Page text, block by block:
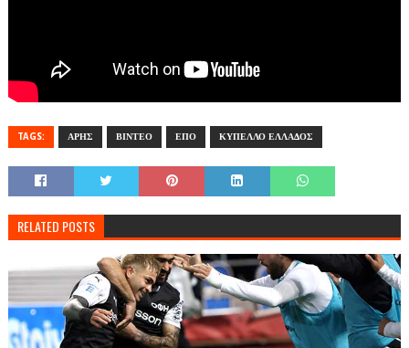
TAGS: ΑΡΗΣ ΒΙΝΤΕΟ ΕΠΟ ΚΥΠΕΛΛΟ ΕΛΛΑΔΟΣ
RELATED POSTS